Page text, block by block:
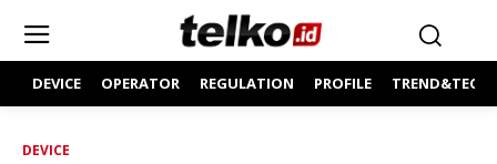
DEVICE OPERATOR REGULATION PROFILE
DEVICE